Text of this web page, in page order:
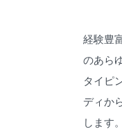
経験豊
のあら
タイピ
ディか
します。